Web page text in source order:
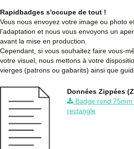
500 1,660 €
750 1,610 €
1000 1,560 €
1750 1,520 €
1,480 €
5000 1,430 €
Quantités
Rapidbadges s'occupe de tout !
Vous nous envoyez votre image ou photo
l'adaptation et nous vous envoyons un
avant la mise en production.
Cependant, si vous souhaitez faire vous-
votre visuel, nous mettons à votre
vierges (patrons ou gabarits) ainsi que
Données Zippées
Badge rond 75mm
rectangle